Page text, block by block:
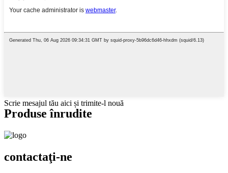
Scrie mesajul tău aici și trimite-l nouă
Produse înrudite
contactaţi-ne